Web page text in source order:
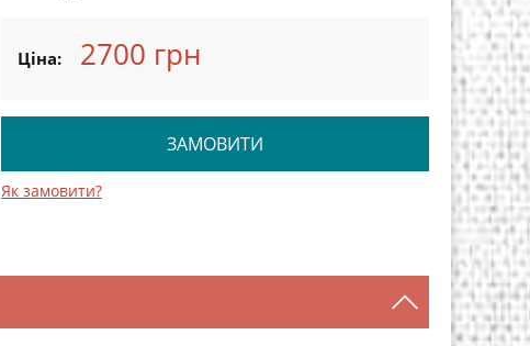
Ціна: 2700 грн
ЗАМОВИТИ
Як замовити?